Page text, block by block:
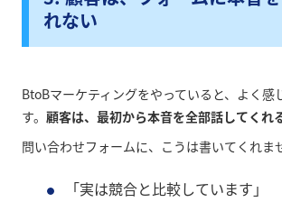
れない
BtoBマーケティングをやっていると、よく感
す。 顧客は、最初から本音を全部話してくれ
問い合わせフォームに、こうは書いてくれま
「実は競合と比較しています」